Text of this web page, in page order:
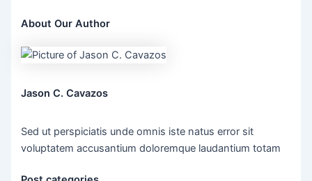
About Our Author
Jason C. Cavazos
Sed ut perspiciatis unde omnis iste natus error sit
voluptatem accusantium doloremque laudantium totam